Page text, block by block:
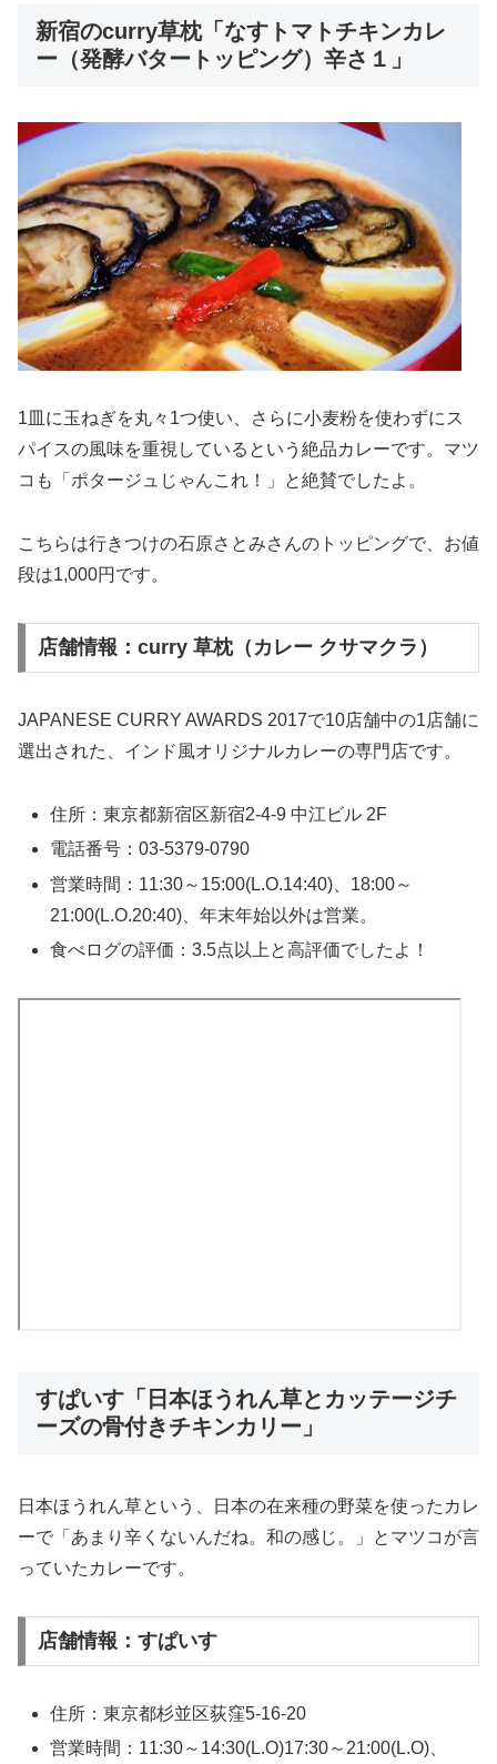
新宿のcurry草枕「なすトマトチキンカレ
ー（発酵バタートッピング）辛さ１」
1皿に玉ねぎを丸々1つ使い、さらに小麦粉を使わずにス
パイスの風味を重視しているという絶品カレーです。マツ
コも「ポタージュじゃんこれ！」と絶賛でしたよ。
こちらは行きつけの石原さとみさんのトッピングで、お値
段は1,000円です。
店舗情報：curry 草枕（カレー クサマクラ）
JAPANESE CURRY AWARDS 2017で10店舗中の1店舗に
選出された、インド風オリジナルカレーの専門店です。
住所：東京都新宿区新宿2-4-9 中江ビル 2F
電話番号：03-5379-0790
営業時間：11:30～15:00(L.O.14:40)、18:00～
21:00(L.O.20:40)、年末年始以外は営業。
食べログの評価：3.5点以上と高評価でしたよ！
すぱいす「日本ほうれん草とカッテージチ
ーズの骨付きチキンカリー」
日本ほうれん草という、日本の在来種の野菜を使ったカレ
ーで「あまり辛くないんだね。和の感じ。」とマツコが言
っていたカレーです。
店舗情報：すぱいす
住所：東京都杉並区荻窪5-16-20
営業時間：11:30～14:30(L.O)17:30～21:00(L.O)、